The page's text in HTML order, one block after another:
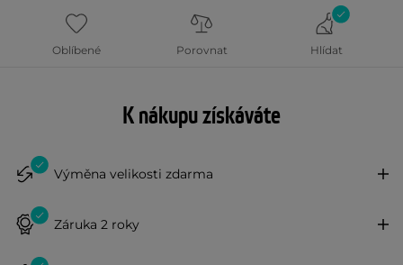
Oblíbené Porovnat Hlídat
K nákupu získáváte
Výměna velikosti zdarma
Záruka 2 roky